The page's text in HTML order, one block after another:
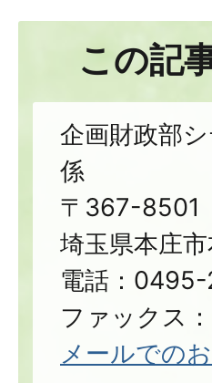
この記
企画財政部
係
〒367-8501
埼玉県本庄
電話：
ファックス
メールでの